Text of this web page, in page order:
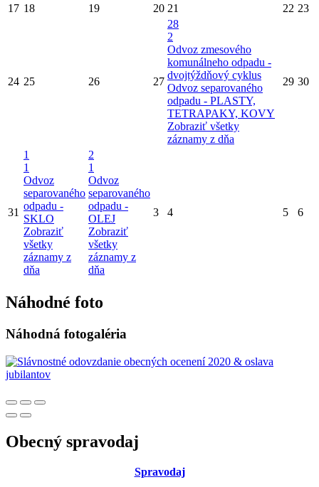
17 18 19 20 21 22 23
24 25 26 27
28
2
Odvoz zmesového
komunálneho odpadu -
dvojtýždňový cyklus
Odvoz separovaného
odpadu - PLASTY,
TETRAPAKY, KOVY
Zobraziť všetky
záznamy z dňa
29 30
31
1
1
Odvoz
separovaného
odpadu -
SKLO
Zobraziť
všetky
záznamy z
dňa
2
1
Odvoz
separovaného
odpadu -
OLEJ
Zobraziť
všetky
záznamy z
dňa
3 4 5 6
Náhodné foto
Náhodná fotogaléria
Obecný spravodaj
Spravodaj